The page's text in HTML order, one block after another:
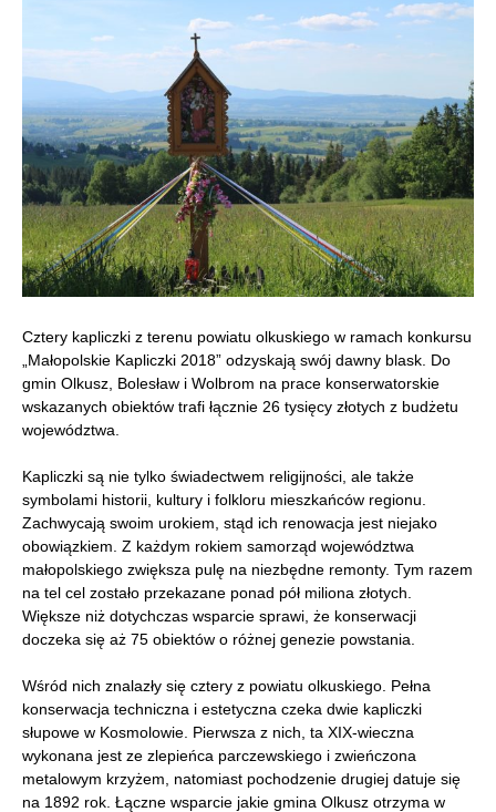
Cztery kapliczki z terenu powiatu olkuskiego w ramach konkursu
„Małopolskie Kapliczki 2018” odzyskają swój dawny blask. Do
gmin Olkusz, Bolesław i Wolbrom na prace konserwatorskie
wskazanych obiektów trafi łącznie 26 tysięcy złotych z budżetu
województwa.
Kapliczki są nie tylko świadectwem religijności, ale także
symbolami historii, kultury i folkloru mieszkańców regionu.
Zachwycają swoim urokiem, stąd ich renowacja jest niejako
obowiązkiem. Z każdym rokiem samorząd województwa
małopolskiego zwiększa pulę na niezbędne remonty. Tym razem
na tel cel zostało przekazane ponad pół miliona złotych.
Większe niż dotychczas wsparcie sprawi, że konserwacji
doczeka się aż 75 obiektów o różnej genezie powstania.
Wśród nich znalazły się cztery z powiatu olkuskiego. Pełna
konserwacja techniczna i estetyczna czeka dwie kapliczki
słupowe w Kosmolowie. Pierwsza z nich, ta XIX-wieczna
wykonana jest ze zlepieńca parczewskiego i zwieńczona
metalowym krzyżem, natomiast pochodzenie drugiej datuje się
na 1892 rok. Łączne wsparcie jakie gmina Olkusz otrzyma w